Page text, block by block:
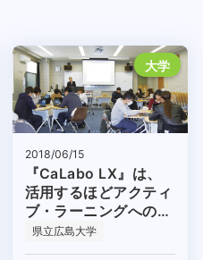
大学
2018/06/15
『CaLabo LX』は、
活用するほどアクティ
ブ・ラーニングへの効
果が実感できる
県立広島大学